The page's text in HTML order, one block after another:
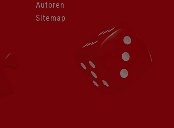
Autoren
Sitemap